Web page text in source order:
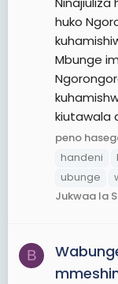
huko
Mbunge
kiutawala
peno
handeni
ubunge
Jukwaa la
B